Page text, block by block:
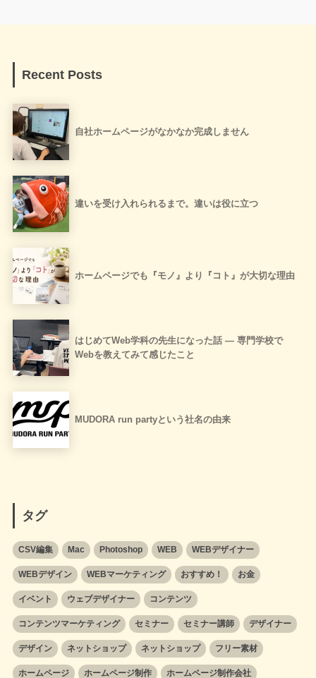
Recent Posts
自社ホームページがなかなか完成しません
違いを受け入れられるまで。違いは役に立つ
ホームページでも『モノ』より『コト』が大切な理由
はじめてWeb学科の先生になった話 ― 専門学校で
Webを教えてみて感じたこと
MUDORA run partyという社名の由来
タグ
CSV編集 Mac Photoshop WEB WEBデザイナー
WEBデザイン WEBマーケティング おすすめ！ お金
イベント ウェブデザイナー コンテンツ
コンテンツマーケティング セミナー セミナー講師 デザイナー
デザイン ネットショップ ネットショップ フリー素材
ホームページ ホームページ制作 ホームページ制作会社